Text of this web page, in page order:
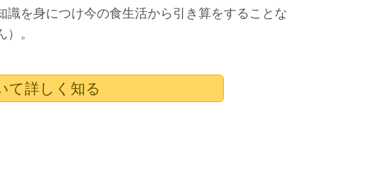
を身につけ今の食生活から引き算をすることな
。
て詳しく知る